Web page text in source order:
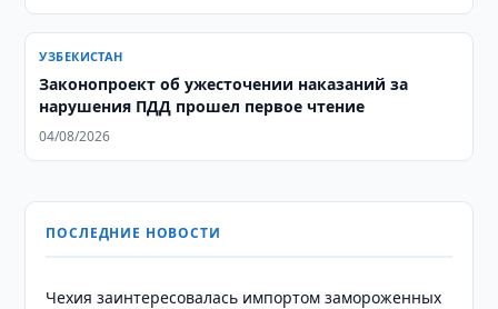
УЗБЕКИСТАН
Законопроект об ужесточении наказаний за
нарушения ПДД прошел первое чтение
04/08/2026
ПОСЛЕДНИЕ НОВОСТИ
Чехия заинтересовалась импортом замороженных